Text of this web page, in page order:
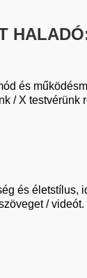
és
/ X testvérünk
és életstílus,
/ videót.